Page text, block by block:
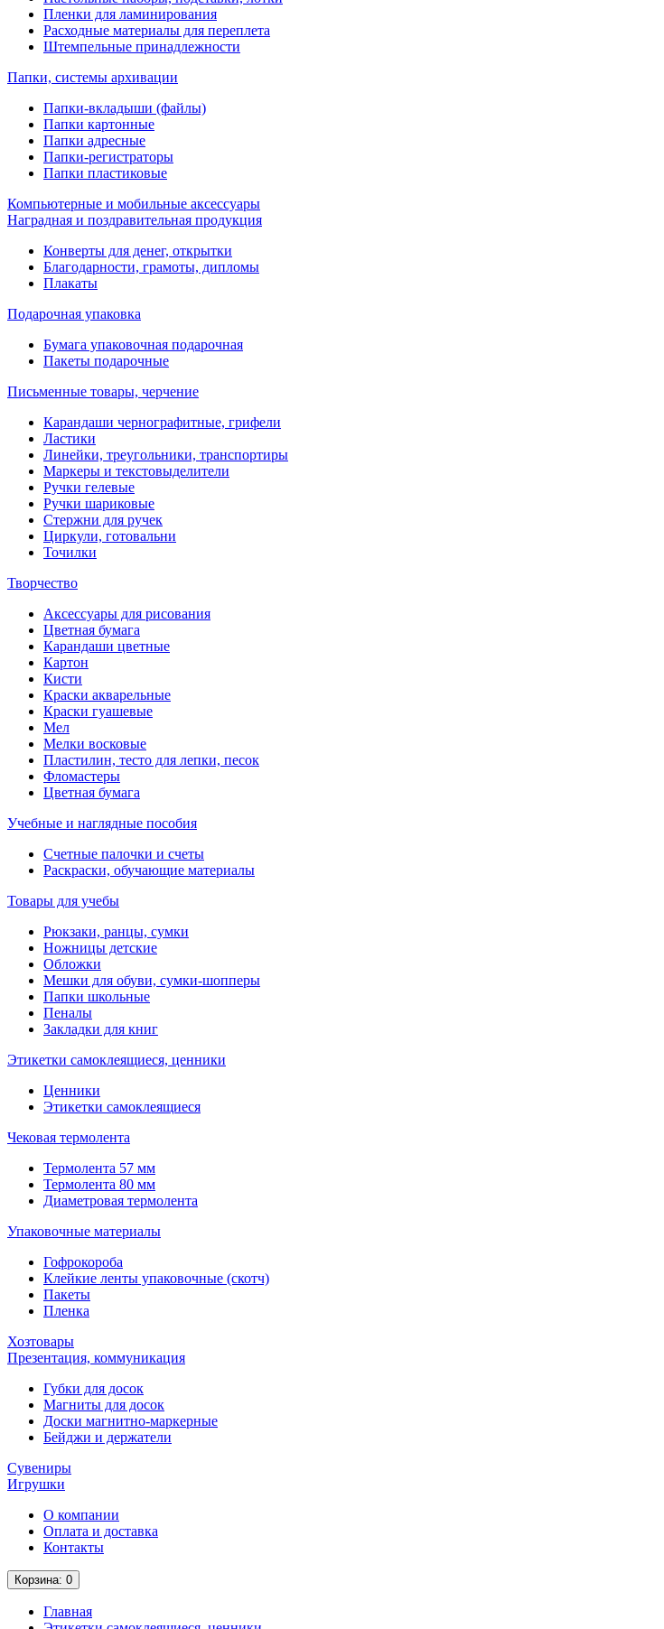
Пленки для ламинирования
Расходные материалы для переплета
Штемпельные принадлежности
Папки, системы архивации
Папки-вкладыши (файлы)
Папки картонные
Папки адресные
Папки-регистраторы
Папки пластиковые
Компьютерные и мобильные аксессуары
Наградная и поздравительная продукция
Конверты для денег, открытки
Благодарности, грамоты, дипломы
Плакаты
Подарочная упаковка
Бумага упаковочная подарочная
Пакеты подарочные
Письменные товары, черчение
Карандаши чернографитные, грифели
Ластики
Линейки, треугольники, транспортиры
Маркеры и текстовыделители
Ручки гелевые
Ручки шариковые
Стержни для ручек
Циркули, готовальни
Точилки
Творчество
Аксессуары для рисования
Цветная бумага
Карандаши цветные
Картон
Кисти
Краски акварельные
Краски гуашевые
Мел
Мелки восковые
Пластилин, тесто для лепки, песок
Фломастеры
Цветная бумага
Учебные и наглядные пособия
Счетные палочки и счеты
Раскраски, обучающие материалы
Товары для учебы
Рюкзаки, ранцы, сумки
Ножницы детские
Обложки
Мешки для обуви, сумки-шопперы
Папки школьные
Пеналы
Закладки для книг
Этикетки самоклеящиеся, ценники
Ценники
Этикетки самоклеящиеся
Чековая термолента
Термолента 57 мм
Термолента 80 мм
Диаметровая термолента
Упаковочные материалы
Гофрокороба
Клейкие ленты упаковочные (скотч)
Пакеты
Пленка
Хозтовары
Презентация, коммуникация
Губки для досок
Магниты для досок
Доски магнитно-маркерные
Бейджи и держатели
Сувениры
Игрушки
О компании
Оплата и доставка
Контакты
Корзина: 0
Главная